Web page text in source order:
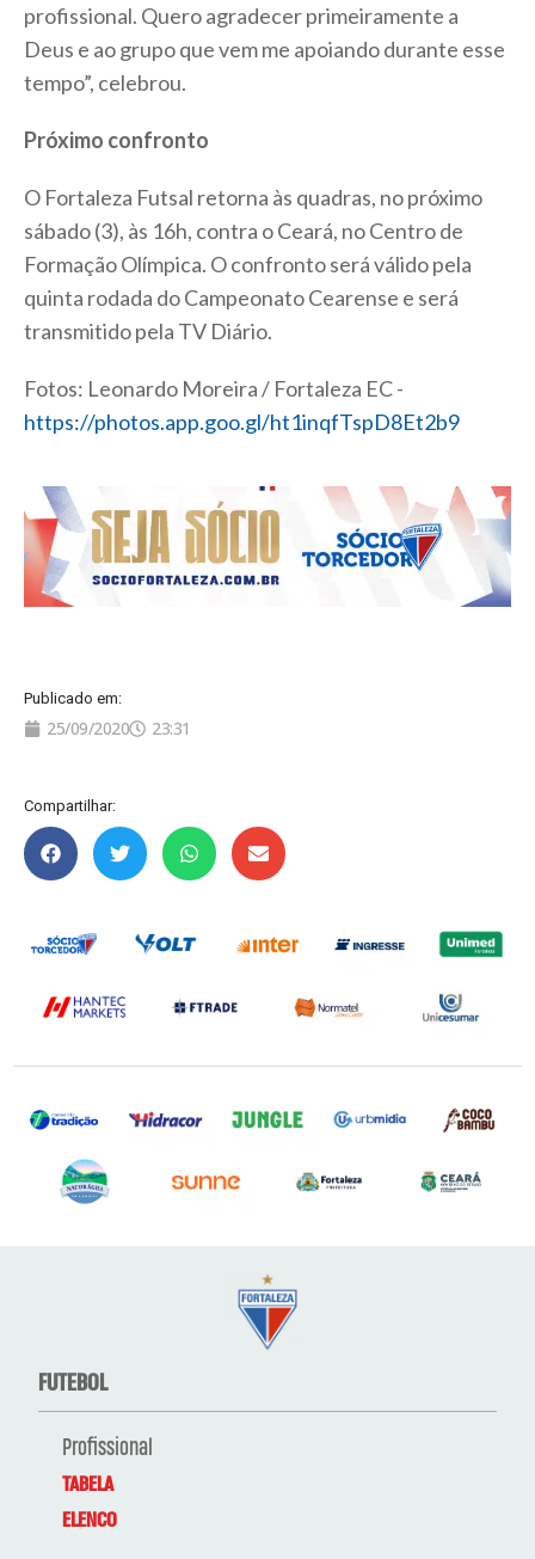
profissional. Quero agradecer primeiramente a
Deus e ao grupo que vem me apoiando durante esse
tempo”, celebrou.
Próximo confronto
O Fortaleza Futsal retorna às quadras, no próximo
sábado (3), às 16h, contra o Ceará, no Centro de
Formação Olímpica. O confronto será válido pela
quinta rodada do Campeonato Cearense e será
transmitido pela TV Diário.
Fotos: Leonardo Moreira / Fortaleza EC -
https://photos.app.goo.gl/ht1inqfTspD8Et2b9
Publicado em:
25/09/2020 23:31
Compartilhar:
FUTEBOL
Profissional
TABELA
ELENCO